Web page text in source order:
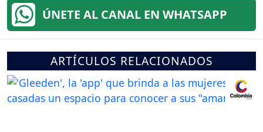
ÚNETE AL CANAL EN WHATSAPP
ARTÍCULOS RELACIONADOS